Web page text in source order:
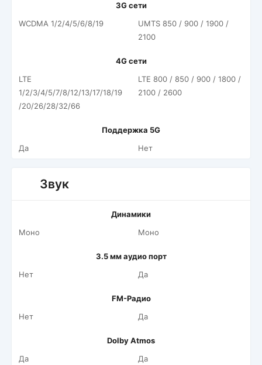
3G сети
WCDMA 1/2/4/5/6/8/19
UMTS 850 / 900 / 1900 /
2100
4G сети
LTE
1/2/3/4/5/7/8/12/13/17/18/19
/20/26/28/32/66
LTE 800 / 850 / 900 / 1800 /
2100 / 2600
Поддержка 5G
Да
Нет
Звук
Динамики
Моно
Моно
3.5 мм аудио порт
Нет
Да
FM-Радио
Нет
Да
Dolby Atmos
Да
Да